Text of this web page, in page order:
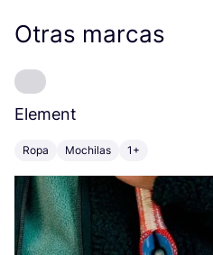
Otras marcas
Element
Ropa Mochilas 1+